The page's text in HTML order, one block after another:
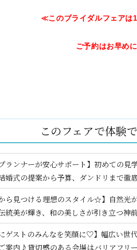
≪このブライダルフェアは
ご予約はお早め
このフェアで体験
ランナーが安心サポート】初めての見
婚式の提案から予算、ダンドリまで徹
ら見つける理想のスタイル☆】自然光
統美が輝き、和の美しさが引き立つ
ゲストのみんなを笑顔に♡】幅広い世
案内♪貸切感のある会場はバリアフリ